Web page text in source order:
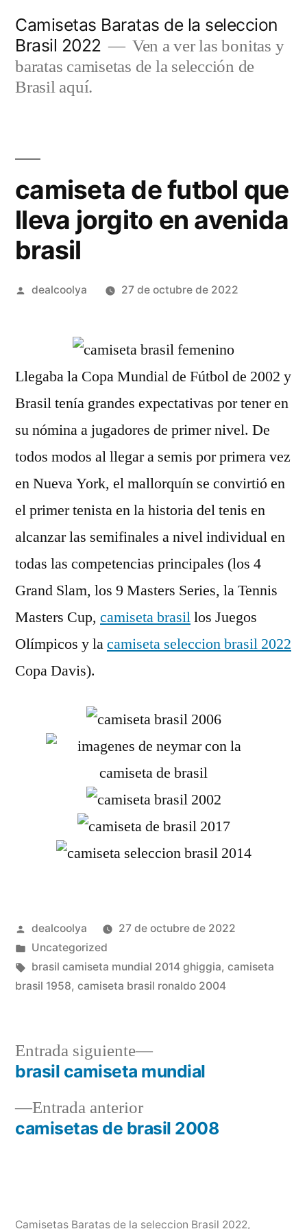
contenido
Camisetas Baratas de la seleccion
Brasil 2022
Ven a ver las bonitas y
baratas camisetas de la selección de
Brasil aquí.
camiseta de futbol que
lleva jorgito en avenida
brasil
Publicado
dealcoolya 27 de octubre de 2022
Llegaba la Copa Mundial de Fútbol de 2002 y
Brasil tenía grandes expectativas por tener en
su nómina a jugadores de primer nivel. De
todos modos al llegar a semis por primera vez
en Nueva York, el mallorquín se convirtió en
el primer tenista en la historia del tenis en
alcanzar las semifinales a nivel individual en
todas las competencias principales (los 4
Grand Slam, los 9 Masters Series, la Tennis
Masters Cup, camiseta brasillos Juegos
Olímpicos y lacamiseta seleccion brasil 2022
Copa Davis).
Publicado
por
dealcoolya
27 de octubre de 2022
Publicado
en
Uncategorized
Etiquetas:
brasil camiseta mundial 2014 ghiggia, camiseta
brasil 1958, camiseta brasil ronaldo 2004
Navegación
deEntrada anteriorEntrada
anterior:
camisetas de brasil 2008
Entrada siguiente
Entrada
siguiente:
brasil camiseta mundial
Camisetas Baratas de la seleccion Brasil 2022,